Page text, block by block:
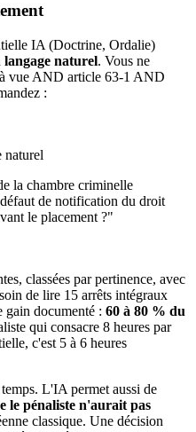
IA (Doctrine, Ordalie)
langage naturel. Vous ne
vue AND article 63-1 AND
:
naturel
la chambre criminelle
de notification du droit
le placement ?"
classées par pertinence, avec
de lire 15 arrêts intégraux
documenté : 60 à 80 % du
qui consacre 8 heures par
c'est 5 à 6 heures
L'IA permet aussi de
le pénaliste n'aurait pas
classique. Une décision